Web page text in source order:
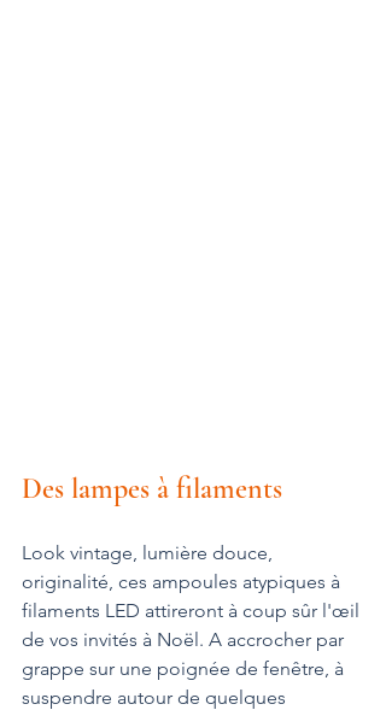
Des lampes à filaments
Look vintage, lumière douce,
originalité, ces ampoules atypiques à
filaments LED attireront à coup sûr l'œil
de vos invités à Noël. A accrocher par
grappe sur une poignée de fenêtre, à
suspendre autour de quelques